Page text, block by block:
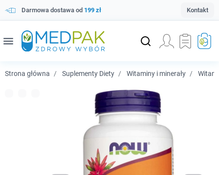
Darmowa dostawa od 199 zł Kontakt
menu
Strona główna Suplementy Diety Witaminy i minerały